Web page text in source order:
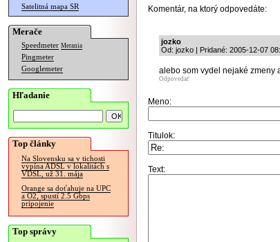
Satelitná mapa SR
Merače
Speedmeter Merania
Pingmeter
Googlemeter
Hľadanie
Top články
Na Slovensku sa v tichosti
vypína ADSL v lokalitách s
VDSL, už 31. mája
Orange sa doťahuje na UPC
a O2, spustí 2.5 Gbps
pripojenie
Top správy
Komentár, na ktorý odpovedáte:
jozko
Od: jozko | Pridané: 2005-12-07
alebo som vydel nejaké zmeny
Odpovedať
Meno:
Titulok:
Text: